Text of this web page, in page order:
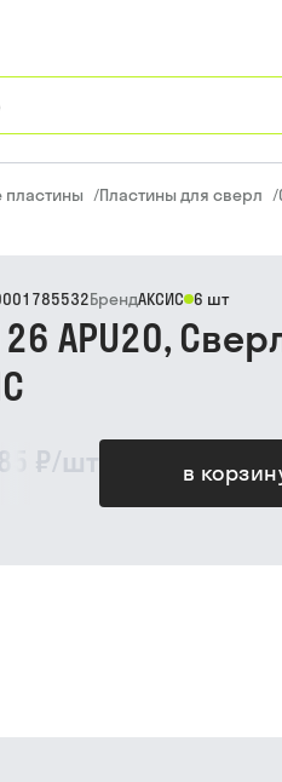
/Пластины для сверл /
₽/шт в
БрендАКСИС 6 шт
APU20,